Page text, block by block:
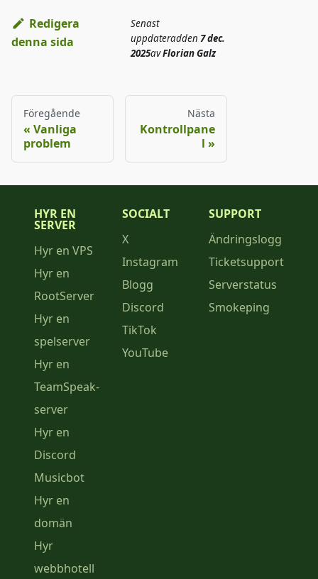
Redigera
denna sida
Senast
uppdateradden 7 dec.
2025avFlorian Galz
Föregående
Vanliga
problem
Nästa
Kontrollpane
l
HYR EN
SERVER
Hyr en VPS
Hyr en
RootServer
Hyr en
spelserver
Hyr en
TeamSpeak-
server
Hyr en
Discord
Musicbot
Hyr en
domän
Hyr
webbhotell
SOCIALT
X
Instagram
Blogg
Discord
TikTok
YouTube
SUPPORT
Ändringslogg
Ticketsupport
Serverstatus
Smokeping